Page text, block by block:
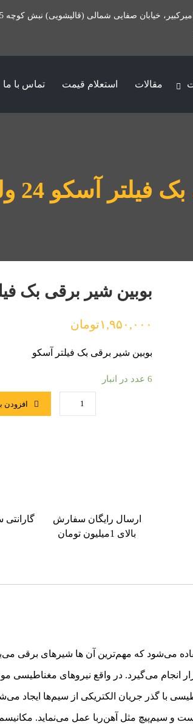
خیابان صفایی شمالی (قالیشویی) نبش کوچه 5
مقالات استعلام قیمت تماس با ما
آسکو 24 ولت
بوبین شیر برقی بک فیلتر
۱,۹۵۰,۰۰۰تومان
بوبین شیر برقی بک فیلتر آسکو
6 عدد در انبار
افزودن
ارسال رایگان سفارش
بالای 1میلیون تومان
استفاده می‌شود که مهم‌ترین آن ها شیر‌های
انجام می‌گیرد. در واقع نیروهای
با گذر جریان الکتریکی از سیم‌ها ایجاد
است و سیم‌پیچ مثل آهن‌ربا عمل می‌نماید.